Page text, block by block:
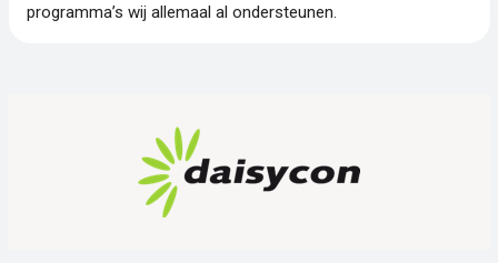
programma’s wij allemaal al ondersteunen.